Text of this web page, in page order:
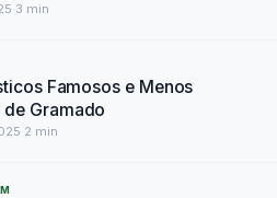
3 min
Famosos e Menos
Gramado
2 min